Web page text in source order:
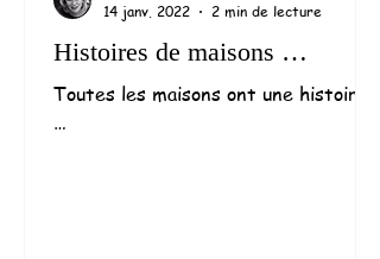
Histoires de maisons …
Toutes les maisons ont une histoire
…
14 janv. 2022
2 min de lecture